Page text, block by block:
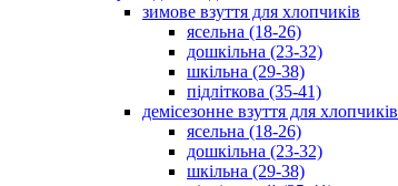
зимове взуття для хлопчиків
ясельна (18-26)
дошкільна (23-32)
шкільна (29-38)
підліткова (35-41)
демісезонне взуття для хлопчиків
ясельна (18-26)
дошкільна (23-32)
шкільна (29-38)